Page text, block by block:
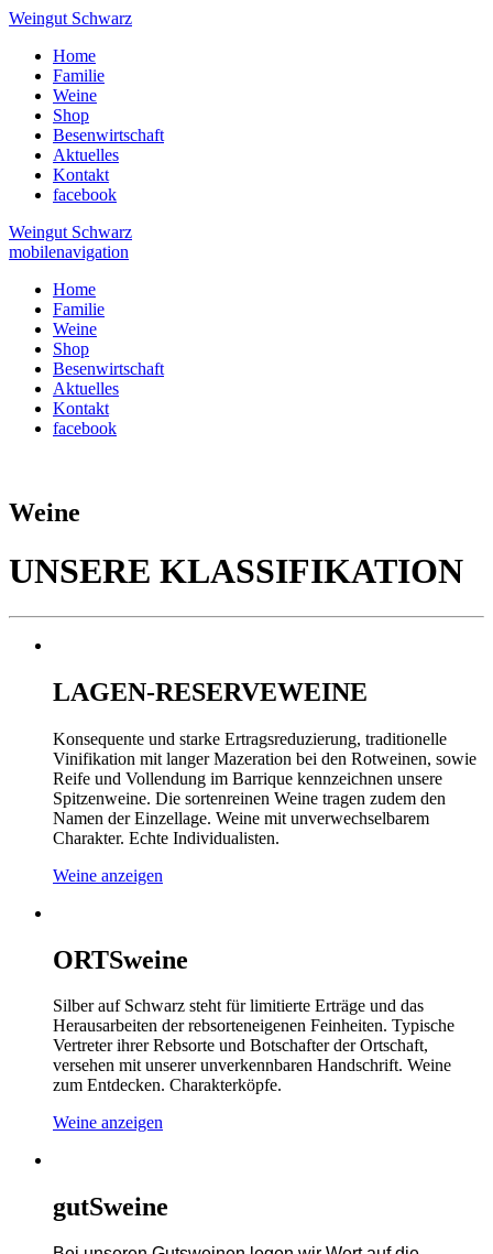
Weingut Schwarz
Home
Familie
Weine
Shop
Besenwirtschaft
Aktuelles
Kontakt
facebook
Weingut Schwarz
mobilenavigation
Home
Familie
Weine
Shop
Besenwirtschaft
Aktuelles
Kontakt
facebook
Weine
UNSERE KLASSIFIKATION
LAGEN-RESERVEWEINE
Konsequente und starke Ertragsreduzierung, traditionelle
Vinifikation mit langer Mazeration bei den Rotweinen, sowie
Reife und Vollendung im Barrique kennzeichnen unsere
Spitzenweine. Die sortenreinen Weine tragen zudem den
Namen der Einzellage. Weine mit unverwechselbarem
Charakter. Echte Individualisten.
Weine anzeigen
ORTSweine
Silber auf Schwarz steht für limitierte Erträge und das
Herausarbeiten der rebsorteneigenen Feinheiten. Typische
Vertreter ihrer Rebsorte und Botschafter der Ortschaft,
versehen mit unserer unverkennbaren Handschrift. Weine
zum Entdecken. Charakterköpfe.
Weine anzeigen
gutSweine